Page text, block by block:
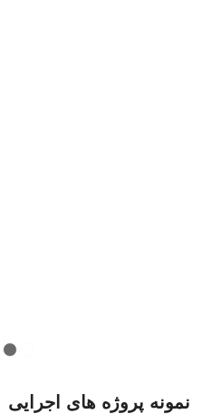
نمونه پروژه های اجرایی